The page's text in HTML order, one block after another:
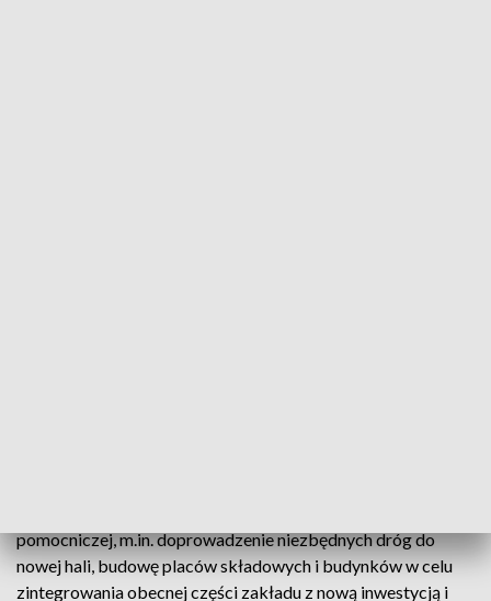
pomocniczej, m.in. doprowadzenie niezbędnych dróg do
nowej hali, budowę placów składowych i budynków w celu
zintegrowania obecnej części zakładu z nową inwestycją i